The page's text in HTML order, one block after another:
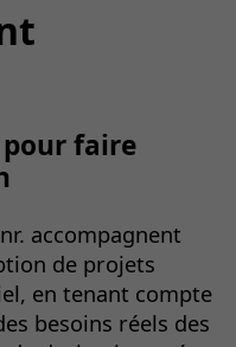
pour faire
accompagnent
de projets
en tenant compte
besoins réels des